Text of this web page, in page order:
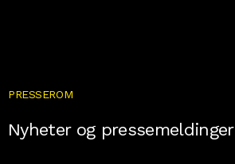
PRESSEROM
Nyheter og pressemeldinger